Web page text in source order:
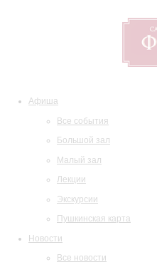
Афиша
Все события
Большой зал
Малый зал
Лекции
Экскурсии
Пушкинская карта
Новости
Все новости